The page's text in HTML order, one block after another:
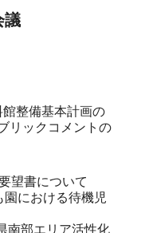
議
館整備基本計画の
リックコメントの
望書について
園における待機児
南部エリア活性化